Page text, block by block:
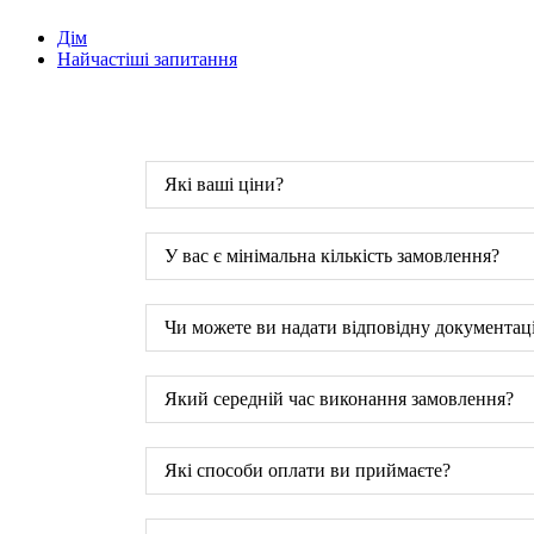
Дім
Найчастіші запитання
Які ваші ціни?
У вас є мінімальна кількість замовлення?
Чи можете ви надати відповідну
Який середній час виконання замовлення?
Які способи оплати ви приймаєте?